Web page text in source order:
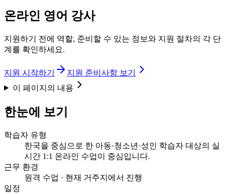
온라인 영어 강사
지원하기 전에 역할, 준비할 수 있는 정보와 지원 절차의 각 단
계를 확인하세요.
지원 시작하기
지원 준비사항 보기
이 페이지의 내용
한눈에 보기
학습자 유형
한국을 중심으로 한 아동·청소년·성인 학습자 대상의 실
시간 1:1 온라인 수업이 중심입니다.
근무 환경
원격 수업 · 현재 거주지에서 진행
일정